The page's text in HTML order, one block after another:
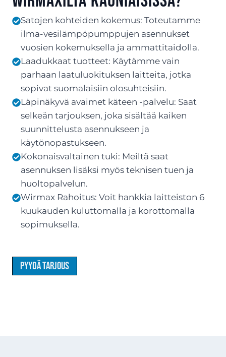
Satojen kohteiden kokemus: Toteutamme
ilma-vesilämpöpumppujen asennukset
vuosien kokemuksella ja ammattitaidolla.
Laadukkaat tuotteet: Käytämme vain
parhaan laatuluokituksen laitteita, jotka
sopivat suomalaisiin olosuhteisiin.
Läpinäkyvä avaimet käteen -palvelu: Saat
selkeän tarjouksen, joka sisältää kaiken
suunnittelusta asennukseen ja
käytönopastukseen.
Kokonaisvaltainen tuki: Meiltä saat
asennuksen lisäksi myös teknisen tuen ja
huoltopalvelun.
Wirmax Rahoitus: Voit hankkia laitteiston 6
kuukauden kuluttomalla ja korottomalla
sopimuksella.
Pyydä tarjous